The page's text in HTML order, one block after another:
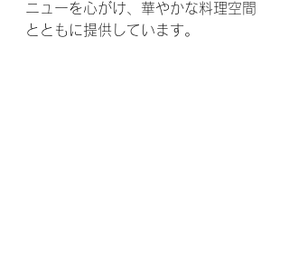
ニューを心がけ、華やかな料理空間
とともに提供しています。